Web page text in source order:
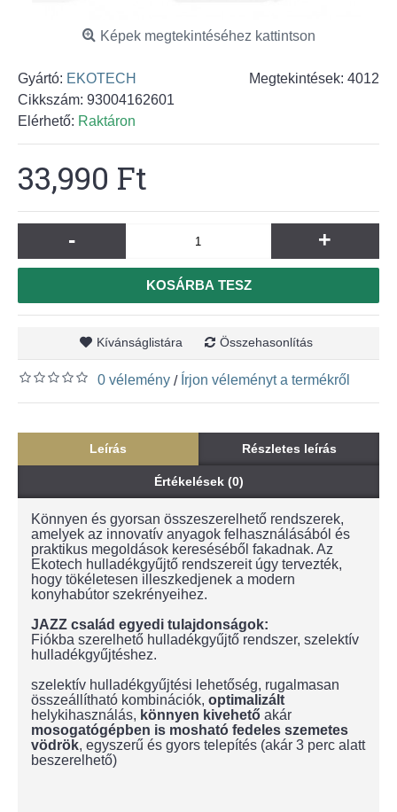
Képek megtekintéséhez kattintson
Megtekintések: 4012
Gyártó: EKOTECH
Cikkszám: 93004162601
Elérhető: Raktáron
33,990 Ft
- +
KOSÁRBA TESZ
Kívánságlistára Összehasonlítás
0 vélemény / Írjon véleményt a termékről
Leírás Részletes leírás
Értékelések (0)
Könnyen és gyorsan összeszerelhető rendszerek,
amelyek az innovatív anyagok felhasználásából és
praktikus megoldások kereséséből fakadnak. Az
Ekotech hulladékgyűjtő rendszereit úgy tervezték,
hogy tökéletesen illeszkedjenek a modern
konyhabútor szekrényeihez.
JAZZ család egyedi tulajdonságok:
Fiókba szerelhető hulladékgyűjtő rendszer, szelektív
hulladékgyűjtéshez.
szelektív hulladékgyűjtési lehetőség, rugalmasan
összeállítható kombinációk, optimalizált
helykihasználás, könnyen kivehető akár
mosogatógépben is mosható fedeles szemetes
vödrök, egyszerű és gyors telepítés (akár 3 perc alatt
beszerelhető)